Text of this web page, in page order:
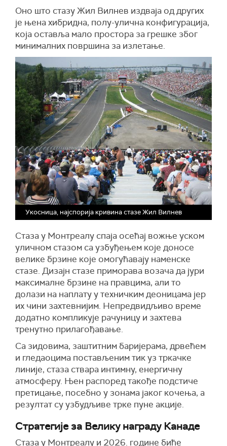
Оно што стазу Жил Вилнев издваја од других
је њена хибридна, полу-улична конфигурација,
која оставља мало простора за грешке због
минималних површина за излетање.
Укосница, најспорија кривина стазе Жил Вилнев
Стаза у Монтреалу спаја осећај вожње уском
уличном стазом са узбуђењем које доносе
велике брзине које омогућавају наменске
стазе. Дизајн стазе приморава возача да јури
максималне брзине на правцима, али то
долази на наплату у техничким деоницама јер
их чини захтевнијим. Непредвидљиво време
додатно компликује рачуницу и захтева
тренутно прилагођавање.
Са зидовима, заштитним баријерама, дрвећем
и гледаоцима постављеним тик уз тркачке
линије, стаза ствара интимну, енергичну
атмосферу. Њен распоред такође подстиче
претицање, посебно у зонама јаког кочења, а
резултат су узбудљиве трке пуне акције.
Стратегије за Велику награду Канаде
Стаза у Монтреалу и 2026. године биће